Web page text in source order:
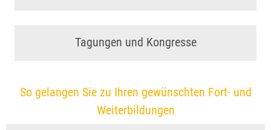
Tagungen und Kongresse
So gelangen Sie zu Ihren gewünschten Fort- und
Weiterbildungen